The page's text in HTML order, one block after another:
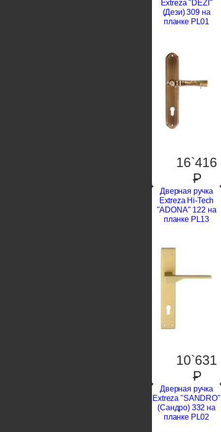
Extreza "DEZI"
(Дези) 309 на
планке PL01
16`416
P
Дверная ручка
Extreza Hi-Tech
"ADONA" 122 на
планке PL13
10`631
P
Дверная ручка
Extreza "SANDRO"
(Сандро) 332 на
планке PL02